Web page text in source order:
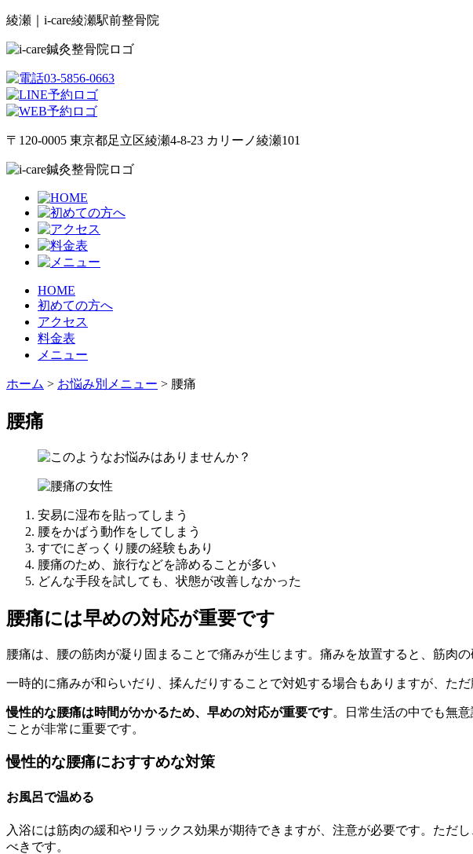
綾瀬｜i-care綾瀬駅前整骨院
〒120-0005 東京都足立区綾瀬4-8-23 カリーノ綾瀬101
HOME
初めての方へ
アクセス
料金表
メニュー
ホーム > お悩み別メニュー > 腰痛
腰痛
安易に湿布を貼ってしまう
腰をかばう動作をしてしまう
すでにぎっくり腰の経験もあり
腰痛のため、旅行などを諦めることが多い
どんな手段を試しても、状態が改善しなかった
腰痛には早めの対応が重要です
腰痛は、腰の筋肉が凝り固まることで痛みが生じます。痛みを放置すると、筋肉
一時的に痛みが和らいだり、揉んだりすることで対処する場合もありますが、た
慢性的な腰痛は時間がかかるため、早めの対応が重要です。日常生活の中でも無
ことが非常に重要です。
慢性的な腰痛におすすめな対策
お風呂で温める
入浴には筋肉の緩和やリラックス効果が期待できますが、注意が必要です。ただ
べきです。